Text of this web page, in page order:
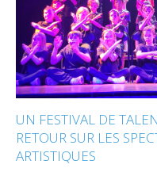
UN FESTIVAL DE
RETOUR SUR LES
ARTISTIQUES